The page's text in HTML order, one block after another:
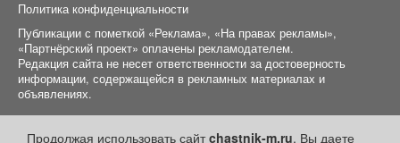
Продолжая использовать сайтchastnik-m.ru, Вы даете
Политика конфиденциальности
Публикации с пометкой «Реклама», «На правах рекламы»,
«Партнёрский проект» оплачены рекламодателем.
Редакция сайта не несет ответственности за достоверность
информации, содержащейся в рекламных материалах и
объявлениях.
+16 ООО "Частник-М"